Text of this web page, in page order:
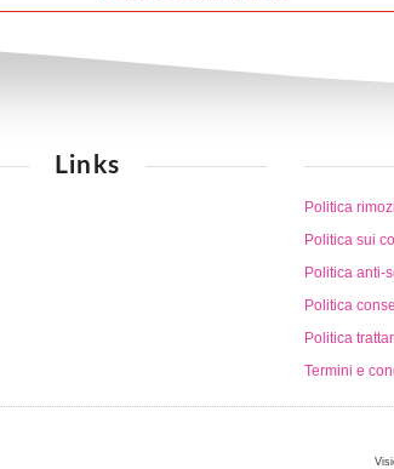
Links
Politica
Politica sui
Politica anti-
Politica
Politica
Termini e